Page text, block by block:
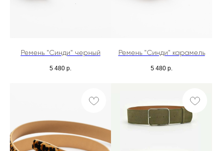
Ремень "Синди" черный
5 480 р.
Ремень "Синди" карамель
5 480 р.